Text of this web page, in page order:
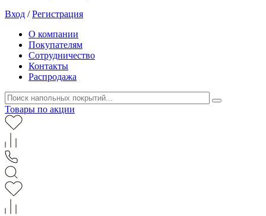
Вход /Регистрация
О компании
Покупателям
Сотрудничество
Контакты
Распродажа
Товары по акции